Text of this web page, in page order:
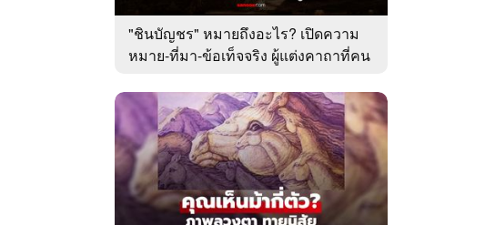
"ชินบัญชร" หมายถึงอะไร? เปิดความ
หมาย-ที่มา-ข้อเท็จจริง ผู้แต่งคาถาที่คน